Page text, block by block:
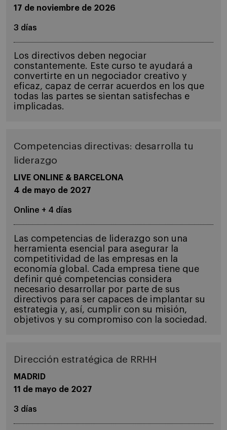
17 de noviembre de 2026
3 días
Los directivos deben negociar
constantemente. Este curso te ayudará a
convertirte en un negociador creativo y
eficaz, capaz de cerrar acuerdos en los que
todas las partes se sientan satisfechas e
implicadas.
Competencias directivas: desarrolla tu
liderazgo
LIVE ONLINE & BARCELONA
4 de mayo de 2027
Online + 4 días
Las competencias de liderazgo son una
herramienta esencial para asegurar la
competitividad de las empresas en la
economía global. Cada empresa tiene que
definir qué competencias considera
necesario desarrollar por parte de sus
directivos para ser capaces de implantar su
estrategia y, así, cumplir con su misión,
objetivos y su compromiso con la sociedad.
Dirección estratégica de RRHH
MADRID
11 de mayo de 2027
3 días